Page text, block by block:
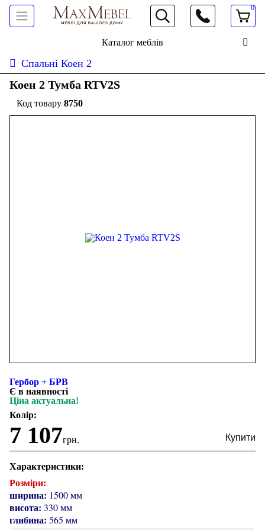
066 472 19 61
0
Каталог меблів
Спальні Коен 2
Коен 2 Тумба RTV2S
8750
Гербор + БРВ
Є в наявності
Ціна актуальна!
Колір:
7 107грн.
Характеристики:
Розміри:
ширина: 1500 мм
висота: 330 мм
глибина: 565 мм